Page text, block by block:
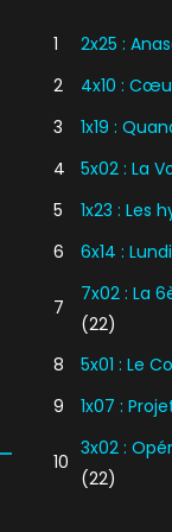
1 2x25 :
2
4x10 :
3
1x19 :
4
5x02 : La
5
1x23 : Les
6
6x14 : Lundi
7
7x02 : La
(22)
8
5x01 : Le
9
1x07 :
10
3x02 :
(22)